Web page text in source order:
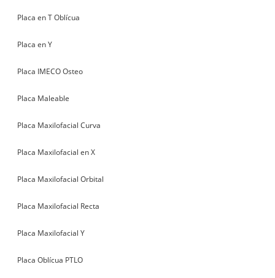
Placa en T Oblícua
Placa en Y
Placa IMECO Osteo
Placa Maleable
Placa Maxilofacial Curva
Placa Maxilofacial en X
Placa Maxilofacial Orbital
Placa Maxilofacial Recta
Placa Maxilofacial Y
Placa Oblícua PTLO